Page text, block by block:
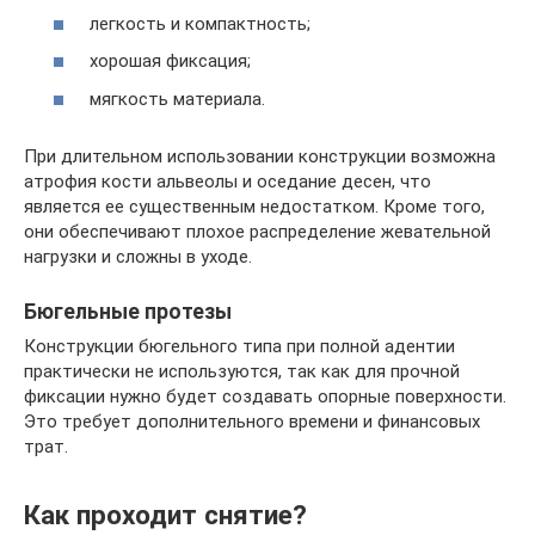
легкость и компактность;
хорошая фиксация;
мягкость материала.
При длительном использовании конструкции возможна
атрофия кости альвеолы и оседание десен, что
является ее существенным недостатком. Кроме того,
они обеспечивают плохое распределение жевательной
нагрузки и сложны в уходе.
Бюгельные протезы
Конструкции бюгельного типа при полной адентии
практически не используются, так как для прочной
фиксации нужно будет создавать опорные поверхности.
Это требует дополнительного времени и финансовых
трат.
Как проходит снятие?